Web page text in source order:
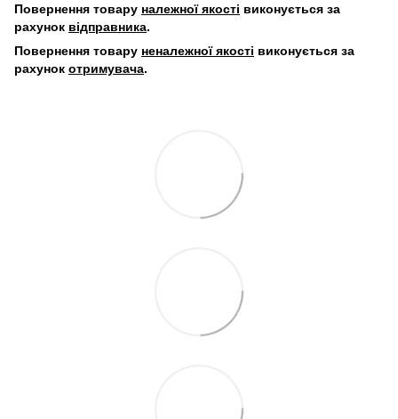
Повернення товару належної якості виконується за
рахунок відправника.
Повернення товару неналежної якості виконується за
рахунок отримувача.